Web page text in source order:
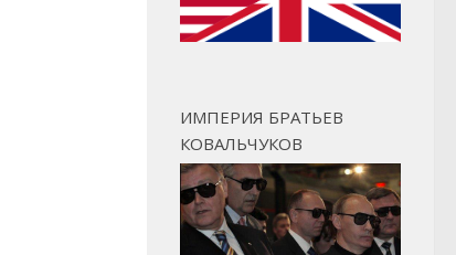
ИМПЕРИЯ БРАТЬЕВ
КОВАЛЬЧУКОВ